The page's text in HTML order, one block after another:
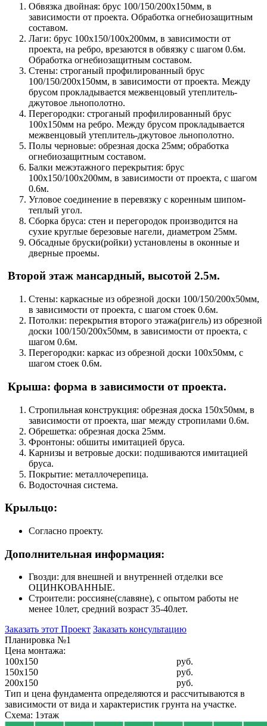
Обвязка двойная: брус 100/150/200х150мм, в
зависимости от проекта. Обработка огнебиозащитным
составом.
Лаги: брус 100х150/100х200мм, в зависимости от
проекта, на ребро, врезаются в обвязку с шагом 0.6м.
Обработка огнебиозащитным составом.
Стены: строганый профилированный брус
100/150/200х150мм, в зависимости от проекта. Между
брусом прокладывается межвенцовый утеплитель-
джутовое льнополотно.
Перегородки: строганый профилированный брус
100х150мм на ребро. Между брусом прокладывается
межвенцовый утеплитель-джутовое льнополотно.
Полы черновые: обрезная доска 25мм; обработка
огнебиозащитным составом.
Балки межэтажного перекрытия: брус
100х150/100х200мм, в зависимости от проекта, с шагом
0.6м.
Угловое соединение в перевязку с коренным шипом-
теплый угол.
Сборка бруса: стен и перегородок производится на
сухие круглые березовые нагели, диаметром 25мм.
Обсадные бруски(ройки) установлены в оконные и
дверные проемы.
Второй этаж мансардный, высотой 2.5м.
Стены: каркасные из обрезной доски 100/150/200х50мм,
в зависимости от проекта, с шагом стоек 0.6м.
Потолки: перекрытия второго этажа(ригель) из обрезной
доски 100/150/200х50мм, в зависимости от проекта, с
шагом 0.6м.
Перегородки: каркас из обрезной доски 100х50мм, с
шагом стоек 0.6м.
Крыша: форма в зависимости от проекта.
Стропильная конструкция: обрезная доска 150х50мм, в
зависимости от проекта, шаг между стропилами 0.6м.
Обрешетка: обрезная доска 25мм.
Фронтоны: обшиты имитацией бруса.
Карнизы и ветровые доски: подшиваются имитацией
бруса.
Покрытие: металлочерепица.
Водосточная система.
Крыльцо:
Согласно проекту.
Дополнительная информация:
Гвозди: для внешней и внутренней отделки все
ОЦИНКОВАННЫЕ.
Строители: россияне(славяне), с опытом работы не
менее 10лет, средний возраст 35-40лет.
Заказать этот Проект Заказать консультацию
Планировка №1
Цена монтажа:
100x150
руб.
150x150
руб.
200x150
руб.
Тип и цена фундамента определяются и рассчитываются в
зависимости от вида и характеристик грунта на участке.
Схема: 1этаж